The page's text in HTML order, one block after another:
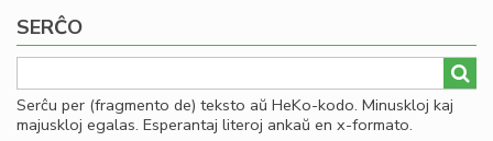
SERĈO
Serĉu per (fragmento de) teksto aŭ HeKo-kodo. Minuskloj kaj
majuskloj egalas. Esperantaj literoj ankaŭ en x-formato.